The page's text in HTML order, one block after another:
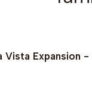
Vista Expansion -